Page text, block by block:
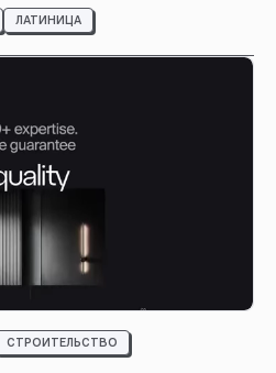
ЛАТИНИЦА
СТРОИТЕЛЬСТВО